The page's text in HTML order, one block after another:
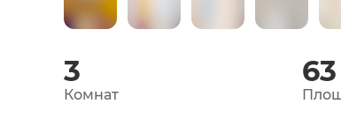
3
Комнат
63